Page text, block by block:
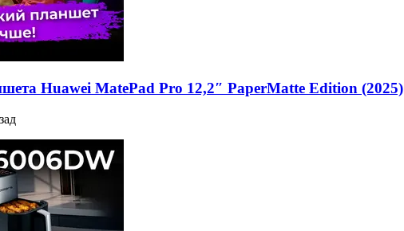
Huawei MatePad Pro 12,2″ PaperMatte Edition (2025)